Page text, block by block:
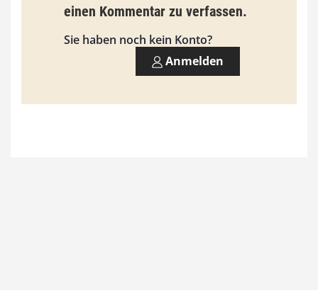
s
9
0
einen Kommentar zu verfassen.
Sie haben noch kein Konto?
Anmelden